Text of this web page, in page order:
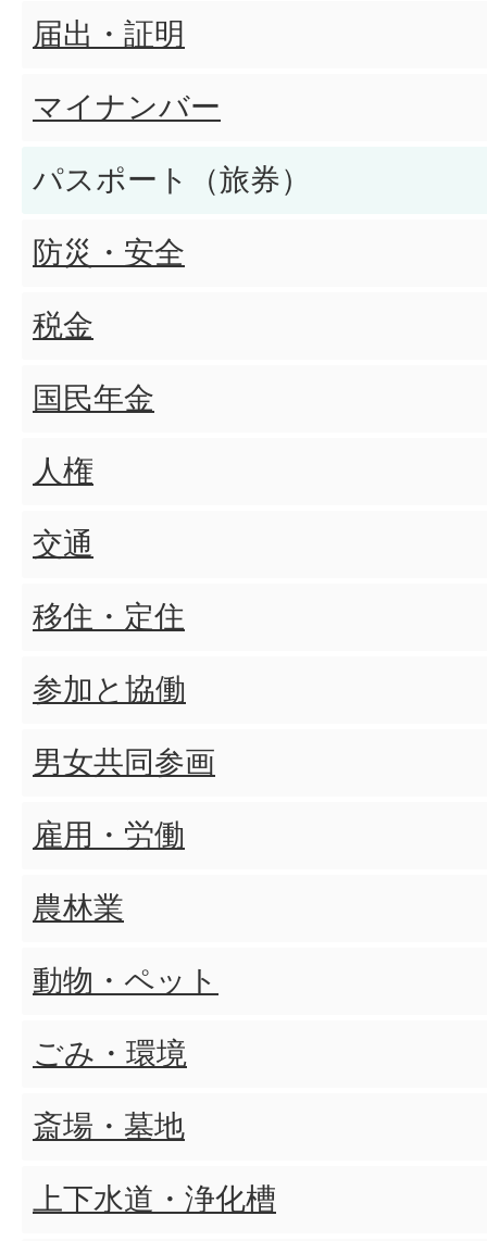
税の手続き
窓口・オンライン手続き
国民年金について
届出・証明
マイナンバー
パスポート（旅券）
防災・安全
税金
国民年金
人権
交通
移住・定住
参加と協働
男女共同参画
雇用・労働
農林業
動物・ペット
ごみ・環境
斎場・墓地
上下水道・浄化槽